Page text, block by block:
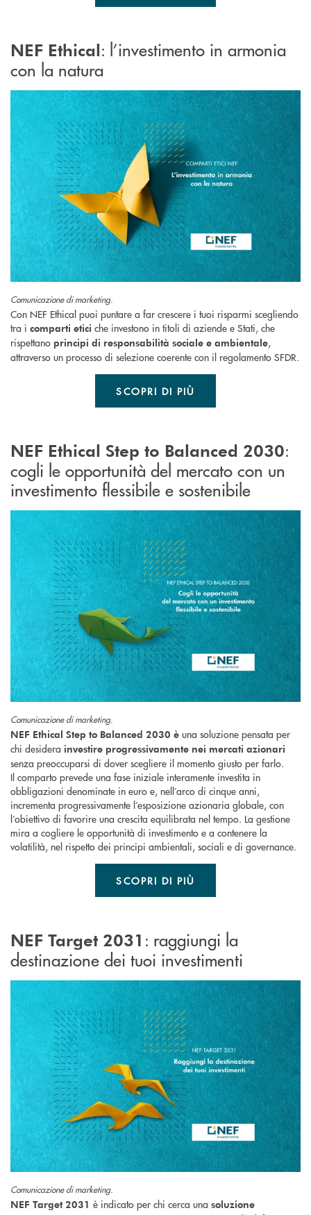
NEF Ethical: l’investimento in armonia
con la natura
Comunicazione di marketing.
Con NEF Ethical puoi puntare a far crescere i tuoi risparmi scegliendo
tra i comparti etici che investono in titoli di aziende e Stati, che
rispettano principi di responsabilità sociale e ambientale,
attraverso un processo di selezione coerente con il regolamento SFDR.
SCOPRI DI PIÙ
NEF Ethical Step to Balanced 2030:
cogli le opportunità del mercato con un
investimento flessibile e sostenibile
Comunicazione di marketing.
NEF Ethical Step to Balanced 2030 è una soluzione pensata per
chi desidera investire progressivamente nei mercati azionari
senza preoccuparsi di dover scegliere il momento giusto per farlo.
Il comparto prevede una fase iniziale interamente investita in
obbligazioni denominate in euro e, nell’arco di cinque anni,
incrementa progressivamente l’esposizione azionaria globale, con
l’obiettivo di favorire una crescita equilibrata nel tempo. La gestione
mira a cogliere le opportunità di investimento e a contenere la
volatilità, nel rispetto dei principi ambientali, sociali e di governance.
SCOPRI DI PIÙ
NEF Target 2031 : raggiungi la
destinazione dei tuoi investimenti
Comunicazione di marketing.
NEF Target 2031 è indicato per chi cerca una soluzione